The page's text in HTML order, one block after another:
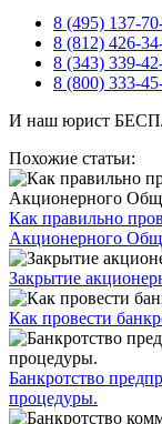
8 (495) 137-
8 (812) 426-
8 (343) 339-
8 (800) 333-
И наш юрист
Похожие статьи:
Как правильно
Акционерного
Закрытие
Как провести
Банкротство
процедуры.